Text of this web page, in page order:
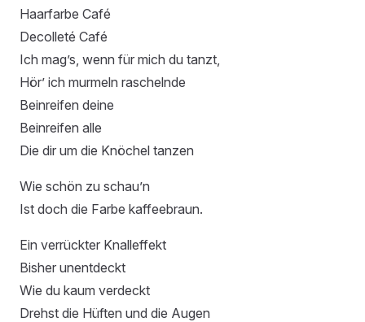
Haarfarbe Café
Decolleté Café
Ich mag’s, wenn für mich du tanzt,
Hör’ ich murmeln raschelnde
Beinreifen deine
Beinreifen alle
Die dir um die Knöchel tanzen
Wie schön zu schau’n
Ist doch die Farbe kaffeebraun.
Ein verrückter Knalleffekt
Bisher unentdeckt
Wie du kaum verdeckt
Drehst die Hüften und die Augen